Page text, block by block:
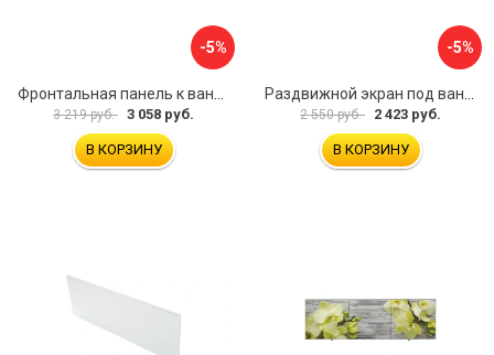
-5%
3 219 руб. 3 058 руб.
В КОРЗИНУ
-5%
2 550 руб. 2 423 руб.
В КОРЗИНУ